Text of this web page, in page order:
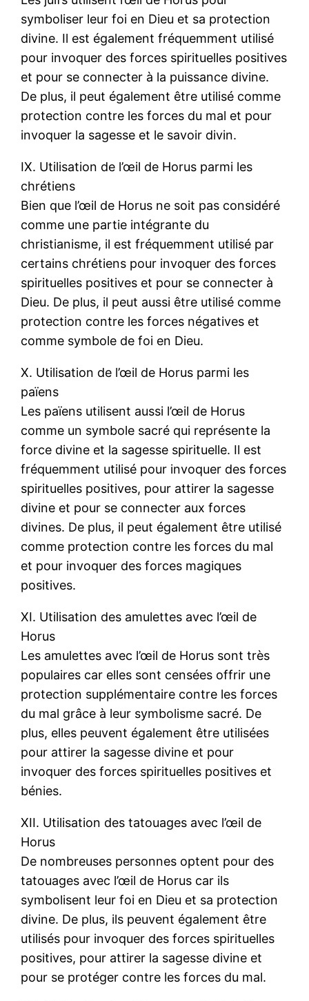
symboliser leur foi en Dieu et sa protection
divine. Il est également fréquemment utilisé
pour invoquer des forces spirituelles positives
et pour se connecter à la puissance divine.
De plus, il peut également être utilisé comme
protection contre les forces du mal et pour
invoquer la sagesse et le savoir divin.
IX. Utilisation de l’œil de Horus parmi les
chrétiens
Bien que l’œil de Horus ne soit pas considéré
comme une partie intégrante du
christianisme, il est fréquemment utilisé par
certains chrétiens pour invoquer des forces
spirituelles positives et pour se connecter à
Dieu. De plus, il peut aussi être utilisé comme
protection contre les forces négatives et
comme symbole de foi en Dieu.
X. Utilisation de l’œil de Horus parmi les
païens
Les païens utilisent aussi l’œil de Horus
comme un symbole sacré qui représente la
force divine et la sagesse spirituelle. Il est
fréquemment utilisé pour invoquer des forces
spirituelles positives, pour attirer la sagesse
divine et pour se connecter aux forces
divines. De plus, il peut également être utilisé
comme protection contre les forces du mal
et pour invoquer des forces magiques
positives.
XI. Utilisation des amulettes avec l’œil de
Horus
Les amulettes avec l’œil de Horus sont très
populaires car elles sont censées offrir une
protection supplémentaire contre les forces
du mal grâce à leur symbolisme sacré. De
plus, elles peuvent également être utilisées
pour attirer la sagesse divine et pour
invoquer des forces spirituelles positives et
bénies.
XII. Utilisation des tatouages avec l’œil de
Horus
De nombreuses personnes optent pour des
tatouages avec l’œil de Horus car ils
symbolisent leur foi en Dieu et sa protection
divine. De plus, ils peuvent également être
utilisés pour invoquer des forces spirituelles
positives, pour attirer la sagesse divine et
pour se protéger contre les forces du mal.